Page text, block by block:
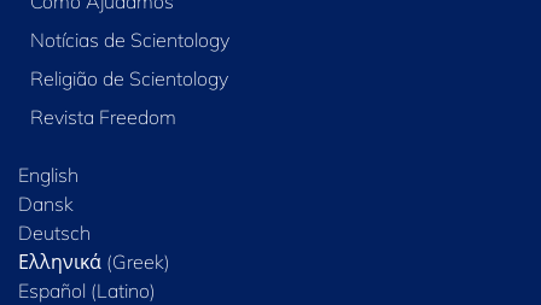
Notícias de Scientology
Religião de Scientology
Revista Freedom
English
Dansk
Deutsch
Ελληνικά (Greek)
Español (Latino)